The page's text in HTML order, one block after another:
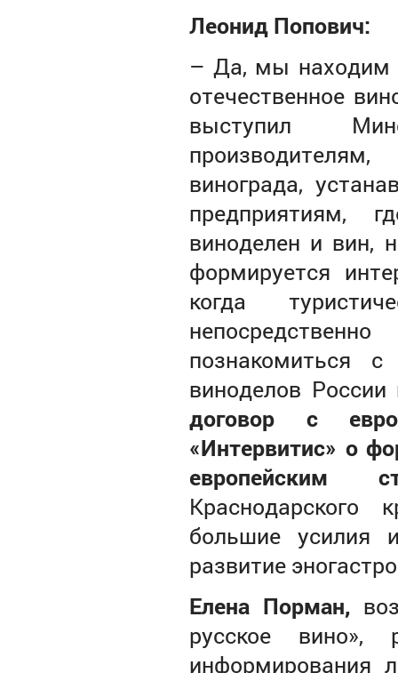
Леонид Попович:
– Да, мы находим
отечественное
выступил
винограда,
предприятиям,
виноделен и вин,
формируется
когда
познакомиться
виноделов
договор с
«Интервитис» о
европейским
большие усилия
развитие
Елена Порман,
русское вино»,
информирования